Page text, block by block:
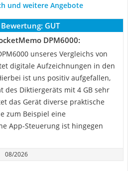
und weitere Angebote
GUT
DPM6000:
unseres Vergleichs von
digitale Aufzeichnungen in den
ist uns positiv aufgefallen,
des Diktiergeräts mit 4 GB sehr
das Gerät diverse praktische
zum Beispiel eine
App-Steuerung ist hingegen
08/2026